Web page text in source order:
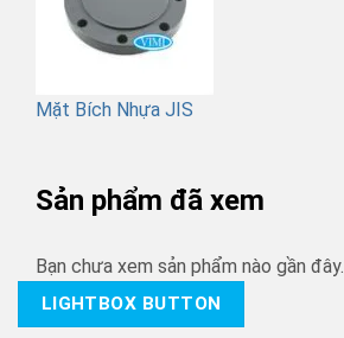
Mặt Bích Nhựa JIS
Sản phẩm đã xem
Bạn chưa xem sản phẩm nào gần đây.
LIGHTBOX BUTTON